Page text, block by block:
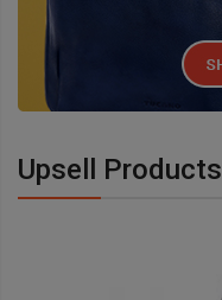
Upsell Products